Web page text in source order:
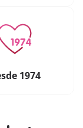
1974